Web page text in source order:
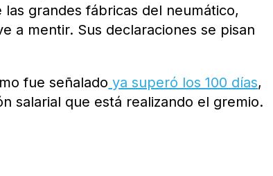
grandes fábricas del neumático,
a mentir. Sus declaraciones se pisan
fue señalado ya superó los 100 días,
salarial que está realizando el gremio.